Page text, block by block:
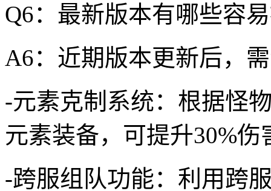
Q6：最新版本有哪些容
A6：近期版本更新后，
-元素克制系统：根据怪
元素装备，可提升30%伤
-跨服组队功能：利用跨